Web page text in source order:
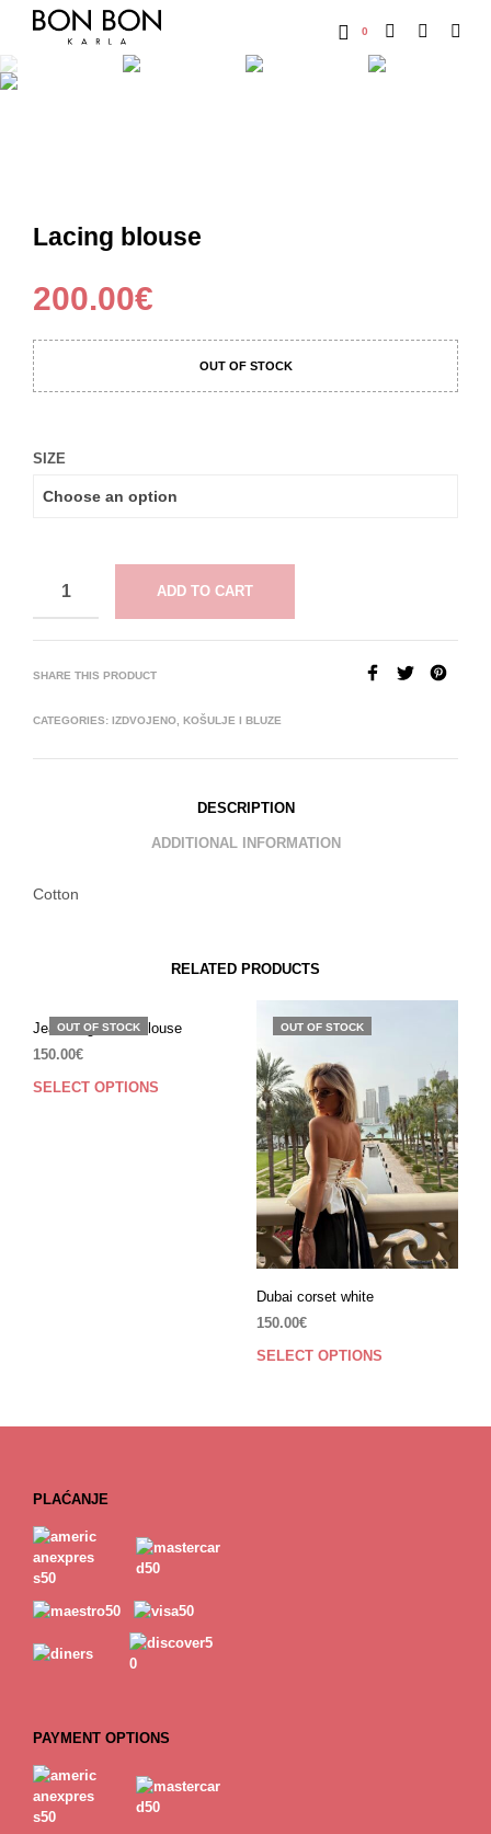
0
Lacing blouse
200.00€
OUT OF STOCK
SIZE
ADD TO CART
SHARE THIS PRODUCT
CATEGORIES: IZDVOJENO KOŠULJE I BLUZE
DESCRIPTION
ADDITIONAL INFORMATION
Cotton
RELATED PRODUCTS
OUT OF STOCK
Jeans big flower blouse
150.00€
SELECT OPTIONS
OUT OF STOCK
Dubai corset white
150.00€
SELECT OPTIONS
PLAĆANJE
PAYMENT OPTIONS